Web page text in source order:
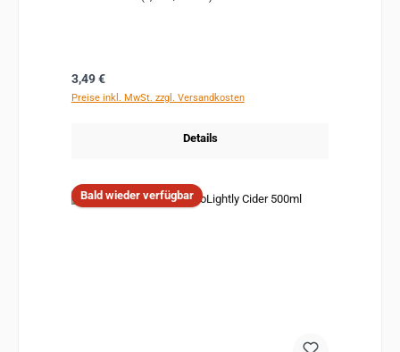
Regulärer Preis:
3,49 €
Preise inkl. MwSt. zzgl. Versandkosten
Details
Bald wieder verfügbar